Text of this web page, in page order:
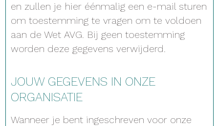
en zullen je hier éénmalig een e-mail sturen
om toestemming te vragen om te voldoen
aan de Wet AVG. Bij geen toestemming
worden deze gegevens verwijderd.
JOUW GEGEVENS IN ONZE
ORGANISATIE
Wanneer je bent ingeschreven voor onze